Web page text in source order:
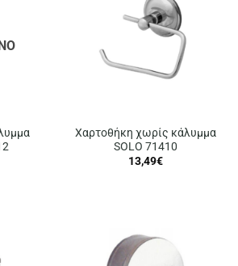
Χαρτοθήκη χωρίς κάλυμμα
SOLO 71410
13,49€